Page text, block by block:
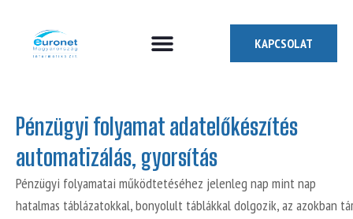
KAPCSOLAT
Pénzügyi folyamat adatelőkészítés
automatizálás, gyorsítás
Pénzügyi folyamatai működtetéséhez jelenleg nap mint nap
hatalmas táblázatokkal, bonyolult táblákkal dolgozik, az azokban